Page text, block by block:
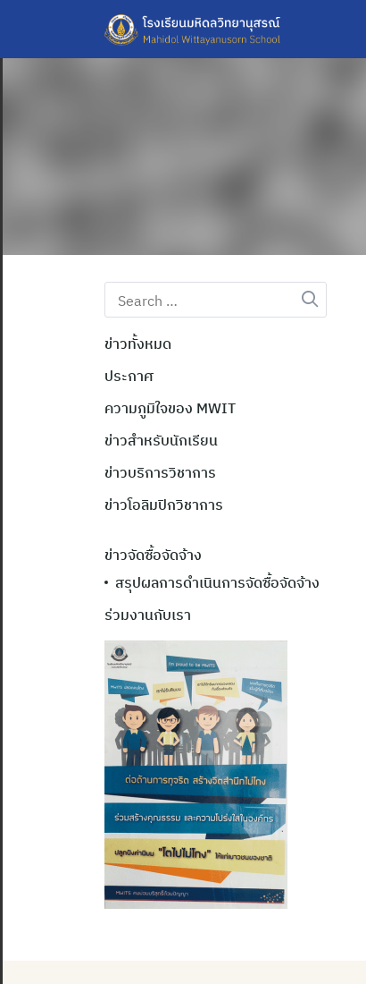
content
Search
for:
ข่าวทั้งหมด
ประกาศ
ความภูมิใจของ MWIT
ข่าวสำหรับนักเรียน
ข่าวบริการวิชาการ
ข่าวโอลิมปิกวิชาการ
ข่าวจัดซื้อจัดจ้าง
สรุปผลการดำเนินการจัดซื้อจัดจ้าง
ร่วมงานกับเรา